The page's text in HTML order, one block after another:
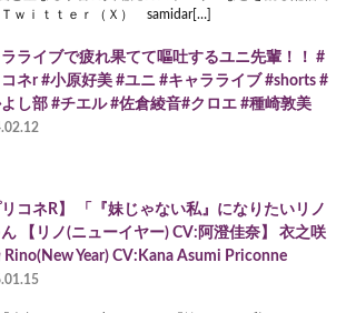
ｗｉｔｔｅｒ（Ｘ） samidar[…]
ライブで疲れ果てて嘔吐するユニ先輩！！ #
ネr #小原好美 #ユニ #キャラライブ #shorts #
し部 #チエル #佐倉綾音#クロエ #種崎敦美
リコネR】 「『妹じゃない私』になりたいリノ
【リノ(ニューイヤー) CV:阿澄佳奈】 衣之咲
Rino(New Year) CV:Kana Asumi Priconne